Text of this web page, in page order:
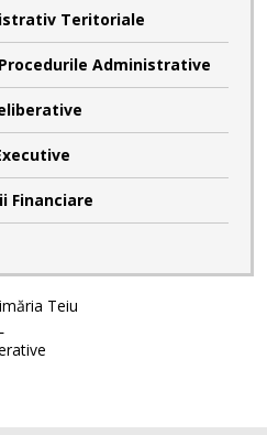
Teritoriale
Administrative
Financiare
Teiu